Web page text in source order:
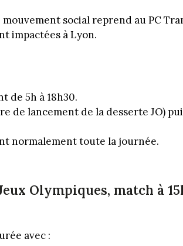
social reprend au PC
impactées à Lyon.
de 5h à 18h30.
de lancement de la desserte JO)
normalement toute la journée.
Olympiques, match à
avec :